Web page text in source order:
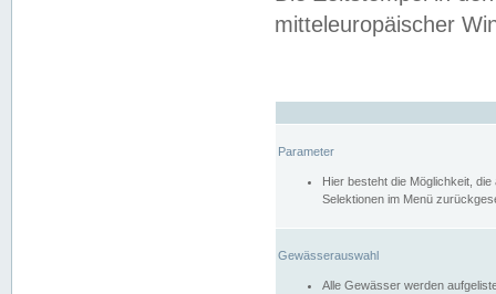
mitteleuropäischer
Parameter
Hier besteht die Möglichkeit,
Selektionen im Menü
Gewässerauswahl
Alle Gewässer werden